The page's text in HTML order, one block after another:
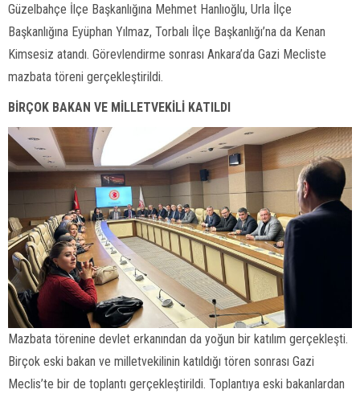
Güzelbahçe İlçe Başkanlığına Mehmet Hanlıoğlu, Urla İlçe
Başkanlığına Eyüphan Yılmaz, Torbalı İlçe Başkanlığı’na da Kenan
Kimsesiz atandı. Görevlendirme sonrası Ankara’da Gazi Mecliste
mazbata töreni gerçekleştirildi.
BİRÇOK BAKAN VE MİLLETVEKİLİ KATILDI
Mazbata törenine devlet erkanından da yoğun bir katılım gerçekleşti.
Birçok eski bakan ve milletvekilinin katıldığı tören sonrası Gazi
Meclis’te bir de toplantı gerçekleştirildi. Toplantıya eski bakanlardan